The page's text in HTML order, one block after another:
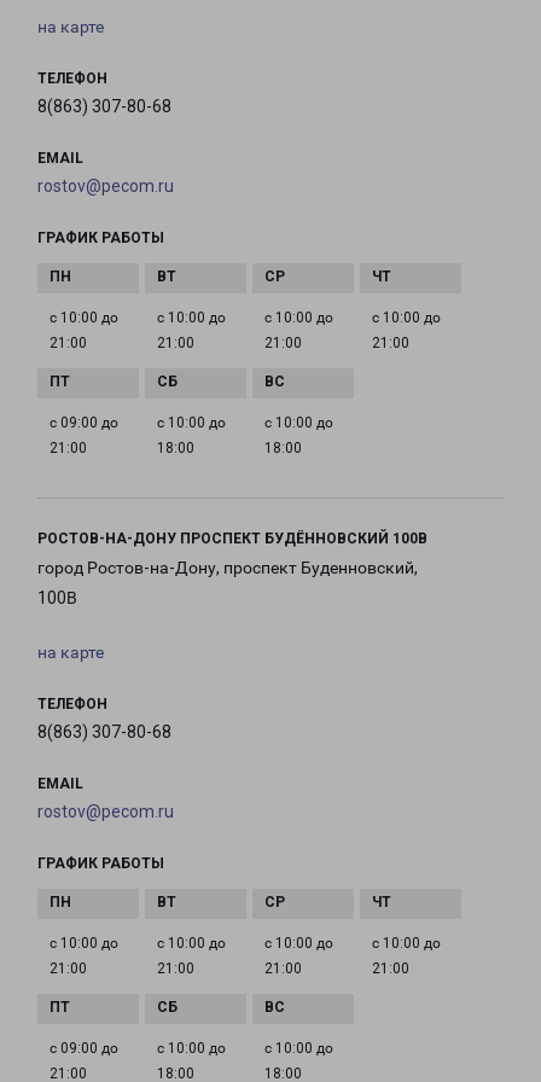
на карте
ТЕЛЕФОН
8(863) 307-80-68
EMAIL
rostov@pecom.ru
ГРАФИК РАБОТЫ
с 10:00 до
21:00
с 10:00 до
21:00
с 10:00 до
21:00
с 10:00 до
21:00
с 09:00 до
21:00
с 10:00 до
18:00
с 10:00 до
18:00
РОСТОВ-НА-ДОНУ ПРОСПЕКТ БУДЁННОВСКИЙ 100В
город Ростов-на-Дону, проспект Буденновский,
100В
на карте
ТЕЛЕФОН
8(863) 307-80-68
EMAIL
rostov@pecom.ru
ГРАФИК РАБОТЫ
с 10:00 до
21:00
с 10:00 до
21:00
с 10:00 до
21:00
с 10:00 до
21:00
с 09:00 до
21:00
с 10:00 до
18:00
с 10:00 до
18:00